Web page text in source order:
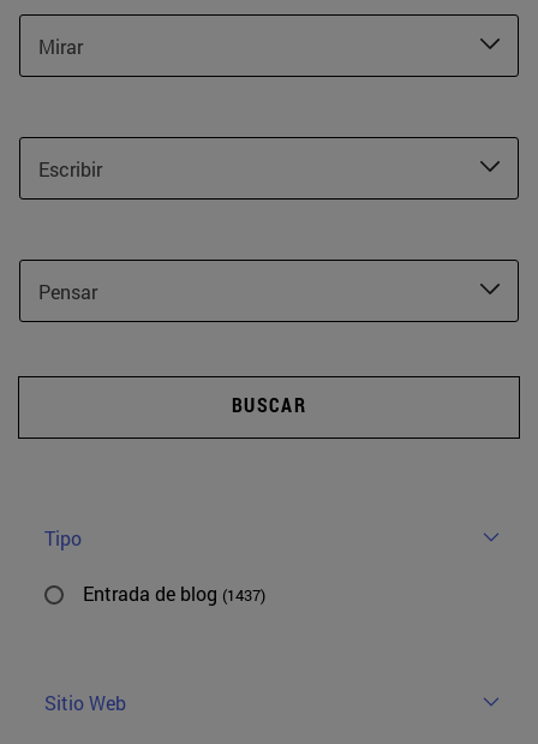
Mirar
Escribir
Pensar
BUSCAR
Tipo
Entrada de blog (1437)
Sitio Web